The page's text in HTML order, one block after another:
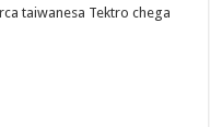
taiwanesa Tektro chega